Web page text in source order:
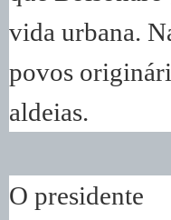
vida urbana.
povos
aldeias.
O presidente